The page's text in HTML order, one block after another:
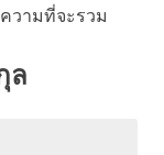
วามที่จะรวม
ล